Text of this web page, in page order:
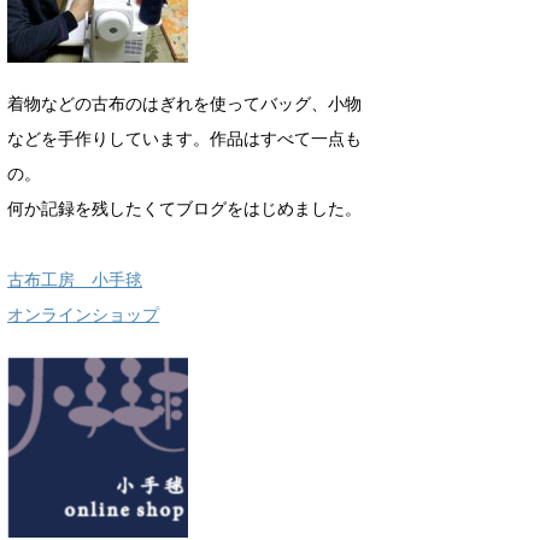
着物などの古布のはぎれを使ってバッグ、小物
などを手作りしています。作品はすべて一点も
の。
何か記録を残したくてブログをはじめました。
古布工房 小手毬
オンラインショップ